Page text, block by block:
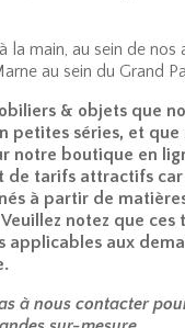
la main, au sein de nos
au sein du Grand
& objets que
petites séries, et que
notre boutique en
de tarifs attractifs car
à partir de
Veuillez notez que ces
applicables aux
à nous contacter